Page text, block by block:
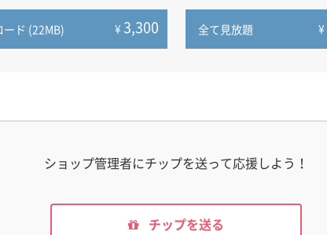
ード (22MB) ¥3,300 全て見放題 ¥
ショップ管理者にチップを送って応援しよう！
チップを送る